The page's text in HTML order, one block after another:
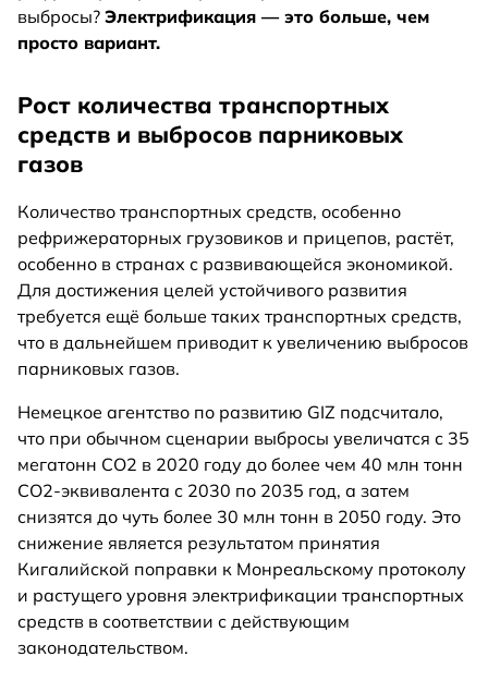
выбросы? Электрификация — это больше, чем
просто вариант.
Рост количества транспортных
средств и выбросов парниковых
газов
Количество транспортных средств, особенно
рефрижераторных грузовиков и прицепов, растёт,
особенно в странах с развивающейся экономикой.
Для достижения целей устойчивого развития
требуется ещё больше таких транспортных средств,
что в дальнейшем приводит к увеличению выбросов
парниковых газов.
Немецкое агентство по развитию GIZ подсчитало,
что при обычном сценарии выбросы увеличатся с 35
мегатонн CO2 в 2020 году до более чем 40 млн тонн
CO2-эквивалента с 2030 по 2035 год, а затем
снизятся до чуть более 30 млн тонн в 2050 году. Это
снижение является результатом принятия
Кигалийской поправки к Монреальскому протоколу
и растущего уровня электрификации транспортных
средств в соответствии с действующим
законодательством.